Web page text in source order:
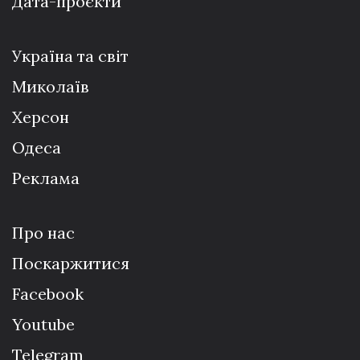
Україна та світ
Миколаїв
Херсон
Одеса
Реклама
Про нас
Поскаржитися
Facebook
Youtube
Telegram